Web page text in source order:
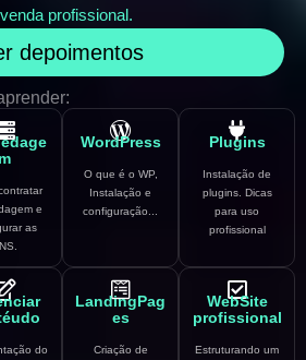
profissional.
depoimentos
m
e
as
WordPress
O que é o WP,
Instalação e
configuração...
Plugins
Instalação de
plugins. Dicas
para uso
profissional
do
LandingPag
es
Criação de
WebSite
profissional
Estruturando um